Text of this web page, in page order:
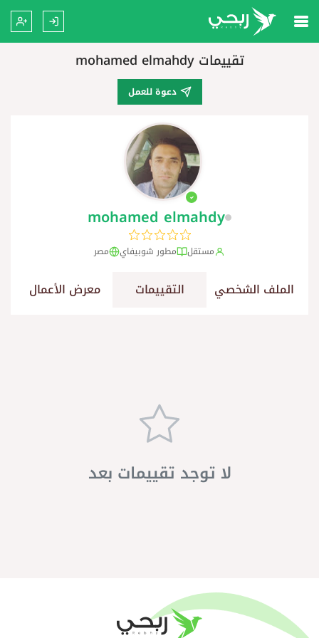
تقييمات mohamed elmahdy
دعوة للعمل
mohamed elmahdy
مستقل مطور شوبيفاي مصر
الملف الشخصي التقييمات معرض الأعمال
لا توجد تقييمات بعد